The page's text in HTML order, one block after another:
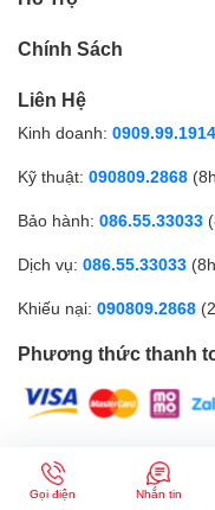
Chính Sách
Liên Hệ
Kinh doanh: 0909.99.1914
Kỹ thuật: 090809.2868
Bảo hành: 086.55.33033
Dịch vụ: 086.55.33033
Khiếu nại: 090809.2868
Phương thức thanh
CÔNG TY TNHH MTV
Cung cấp bởi
Sapo
Gọi điện Nhắn tin